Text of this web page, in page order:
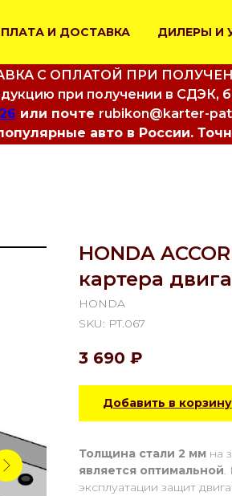
И ДОСТАВКА ДИЛЕРЫ И
С ОПЛАТОЙ ПРИ
при получении в СДЭК,
или почте rubikon@karter-
авто в России.
HONDA
картера
HONDA
SKU: PT.067
3 690 ₽
Добавить в корзину
Толщина стали 2 мм на
является оптимальной.
эксплуатации защит